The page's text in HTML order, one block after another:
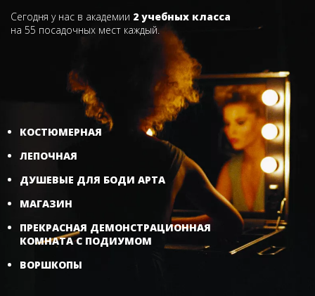
Сегодня у нас в академии 2 учебных класса
на 55 посадочных мест каждый.
КОСТЮМЕРНАЯ
ЛЕПОЧНАЯ
ДУШЕВЫЕ ДЛЯ БОДИ АРТА
МАГАЗИН
ПРЕКРАСНАЯ ДЕМОНСТРАЦИОННАЯ
КОМНАТА С ПОДИУМОМ
ВОРШКОПЫ